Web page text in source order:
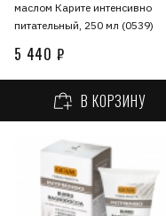
маслом Карите интенсивно
питательный, 250 мл (0539)
5 440 ₽
В КОРЗИНУ